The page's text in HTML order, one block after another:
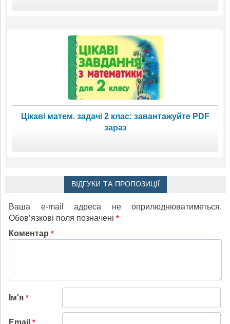
Цікаві матем. задачі 2 клас: завантажуйте PDF
зараз
ВІДГУКИ ТА ПРОПОЗИЦІЇ
Ваша e-mail адреса не оприлюднюватиметься.
Обов’язкові поля позначені *
Коментар *
Ім'я *